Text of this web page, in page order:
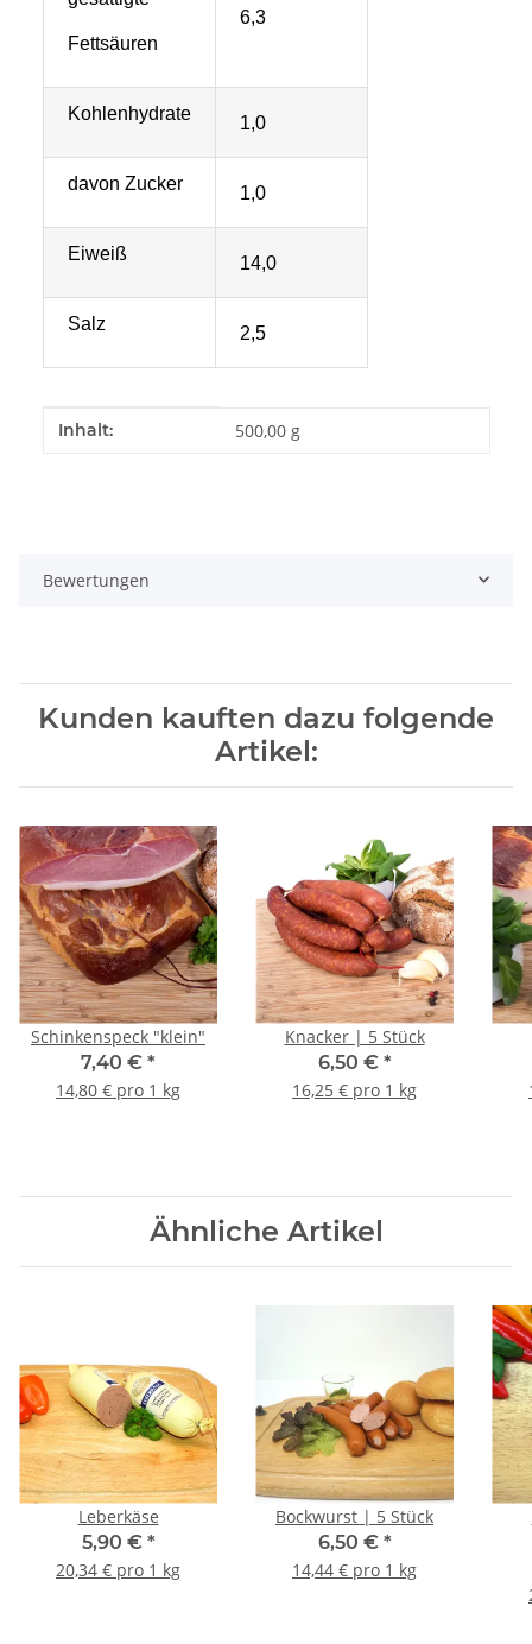
Fettsäuren
6,3
Kohlenhydrate 1,0
davon Zucker 1,0
Eiweiß 14,0
Salz 2,5
Produkteigenschaft
Wert
Inhalt: 500,00 g
Bewertungen
Kunden kauften dazu folgende
Artikel:
Schinkenspeck "klein"
7,40 € *
14,80 € pro 1 kg
Knacker | 5 Stück
6,50 € *
16,25 € pro 1 kg
Ähnliche Artikel
Leberkäse
5,90 € *
20,34 € pro 1 kg
Bockwurst | 5 Stück
6,50 € *
14,44 € pro 1 kg